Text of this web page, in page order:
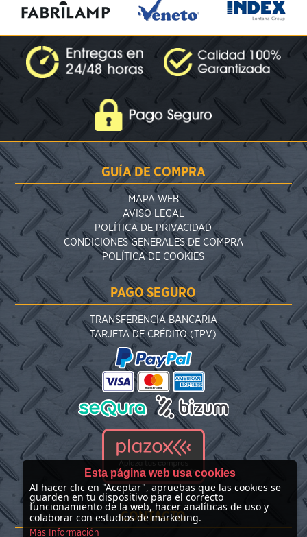
GUÍA DE COMPRA
MAPA WEB
AVISO LEGAL
POLÍTICA DE PRIVACIDAD
CONDICIONES GENERALES DE COMPRA
POLÍTICA DE COOKIES
PAGO SEGURO
TRANSFERENCIA BANCARIA
TARJETA DE CRÉDITO (TPV)
CONTACTO
Esta página web usa cookies
Al hacer clic en "Aceptar", apruebas que las cookies se
guarden en tu dispositivo para el correcto
funcionamiento de la web, hacer analíticas de uso y
colaborar con estudios de marketing.
Más Información